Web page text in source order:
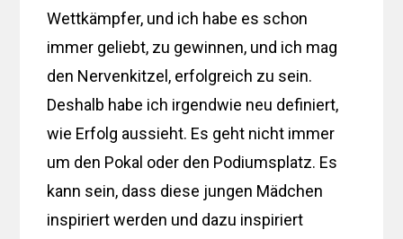
Wettkämpfer, und ich habe es schon
immer geliebt, zu gewinnen, und ich mag
den Nervenkitzel, erfolgreich zu sein.
Deshalb habe ich irgendwie neu definiert,
wie Erfolg aussieht. Es geht nicht immer
um den Pokal oder den Podiumsplatz. Es
kann sein, dass diese jungen Mädchen
inspiriert werden und dazu inspiriert